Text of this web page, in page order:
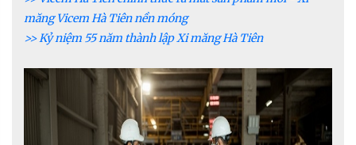
măng Vicem Hà Tiên nền móng
>> Kỷ niệm 55 năm thành lập Xi măng Hà Tiên